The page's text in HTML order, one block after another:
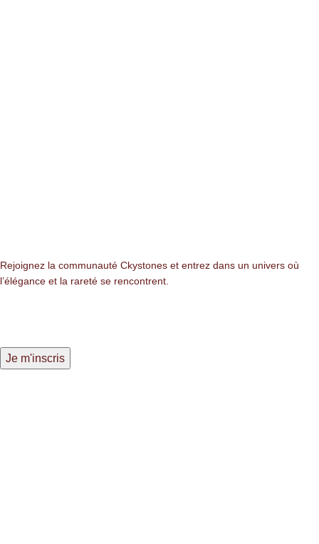
Rejoignez la communauté Ckystones et entrez dans un univers où
l’élégance et la rareté se rencontrent.